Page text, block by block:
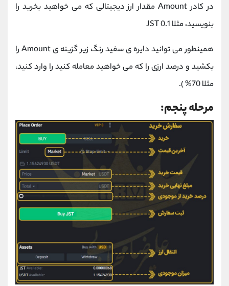
در کادر Amount مقدار ارز دیجیتالی که می خواهید بخرید را
بنویسید، مثلا 0.1 JST
همینطور می توانید دایره ی سفید رنگ زیر گزینه ی Amount را
بکشید و درصد ارزی را که می خواهید معامله کنید را وارد کنید،
مثلا 70% ).
مرحله پنجم: